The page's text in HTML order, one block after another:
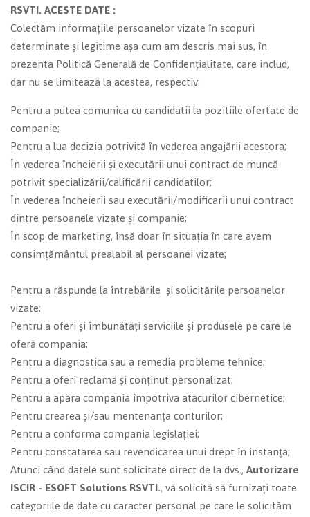
RSVTI. ACESTE DATE :
Colectăm informațiile persoanelor vizate în scopuri
determinate și legitime așa cum am descris mai sus, în
prezenta Politică Generală de Confidențialitate, care includ,
dar nu se limitează la acestea, respectiv:
Pentru a putea comunica cu candidatii la pozitiile ofertate de
companie;
Pentru a lua decizia potrivită în vederea angajării acestora;
În vederea încheierii și executării unui contract de muncă
potrivit specializării/calificării candidatilor;
În vederea încheierii sau executării/modificarii unui contract
dintre persoanele vizate și companie;
În scop de marketing, însă doar în situația în care avem
consimțământul prealabil al persoanei vizate;
Pentru a răspunde la întrebările și solicitările persoanelor
vizate;
Pentru a oferi și îmbunătăți serviciile și produsele pe care le
oferă compania;
Pentru a diagnostica sau a remedia probleme tehnice;
Pentru a oferi reclamă și conținut personalizat;
Pentru a apăra compania împotriva atacurilor cibernetice;
Pentru crearea și/sau mentenanța conturilor;
Pentru a conforma compania legislației;
Pentru constatarea sau revendicarea unui drept în instanță;
Atunci când datele sunt solicitate direct de la dvs., Autorizare
ISCIR - ESOFT Solutions RSVTI., vă solicită să furnizați toate
categoriile de date cu caracter personal pe care le solicităm